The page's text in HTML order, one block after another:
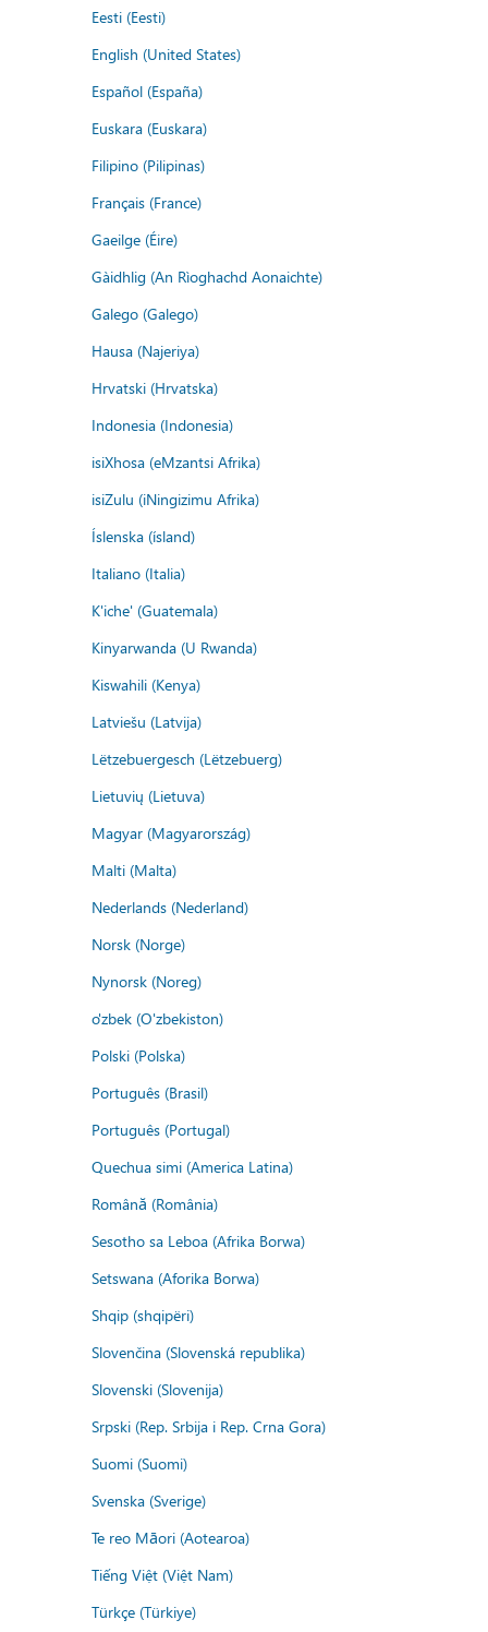
Eesti (Eesti)
English (United States)
Español (España)
Euskara (Euskara)
Filipino (Pilipinas)
Français (France)
Gaeilge (Éire)
Gàidhlig (An Rìoghachd Aonaichte)
Galego (Galego)
Hausa (Najeriya)
Hrvatski (Hrvatska)
Indonesia (Indonesia)
isiXhosa (eMzantsi Afrika)
isiZulu (iNingizimu Afrika)
Íslenska (ísland)
Italiano (Italia)
K'iche' (Guatemala)
Kinyarwanda (U Rwanda)
Kiswahili (Kenya)
Latviešu (Latvija)
Lëtzebuergesch (Lëtzebuerg)
Lietuvių (Lietuva)
Magyar (Magyarország)
Malti (Malta)
Nederlands (Nederland)
Norsk (Norge)
Nynorsk (Noreg)
o'zbek (O'zbekiston)
Polski (Polska)
Português (Brasil)
Português (Portugal)
Quechua simi (America Latina)
Română (România)
Sesotho sa Leboa (Afrika Borwa)
Setswana (Aforika Borwa)
Shqip (shqipëri)
Slovenčina (Slovenská republika)
Slovenski (Slovenija)
Srpski (Rep. Srbija i Rep. Crna Gora)
Suomi (Suomi)
Svenska (Sverige)
Te reo Māori (Aotearoa)
Tiếng Việt (Việt Nam)
Türkçe (Türkiye)